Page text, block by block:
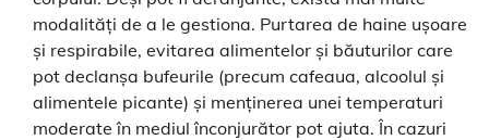
modalități de a le gestiona. Purtarea de haine ușoare
și respirabile, evitarea alimentelor și băuturilor care
pot declanșa bufeurile (precum cafeaua, alcoolul și
alimentele picante) și menținerea unei temperaturi
moderate în mediul înconjurător pot ajuta. În cazuri